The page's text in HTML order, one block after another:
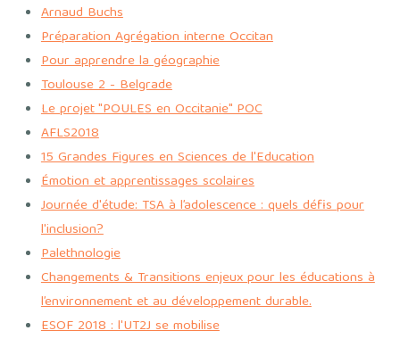
Arnaud Buchs
Préparation Agrégation interne Occitan
Pour apprendre la géographie
Toulouse 2 - Belgrade
Le projet "POULES en Occitanie" POC
AFLS2018
15 Grandes Figures en Sciences de l'Education
Émotion et apprentissages scolaires
Journée d'étude: TSA à l’adolescence : quels défis pour
l'inclusion?
Palethnologie
Changements & Transitions enjeux pour les éducations à
l’environnement et au développement durable.
ESOF 2018 : l'UT2J se mobilise